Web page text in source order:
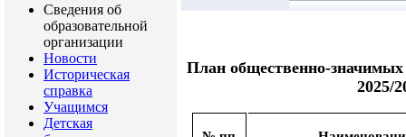
Сведения об
образовательной
организации
Новости
Историческая
справка
Учащимся
Детская
План общественно-
2025/